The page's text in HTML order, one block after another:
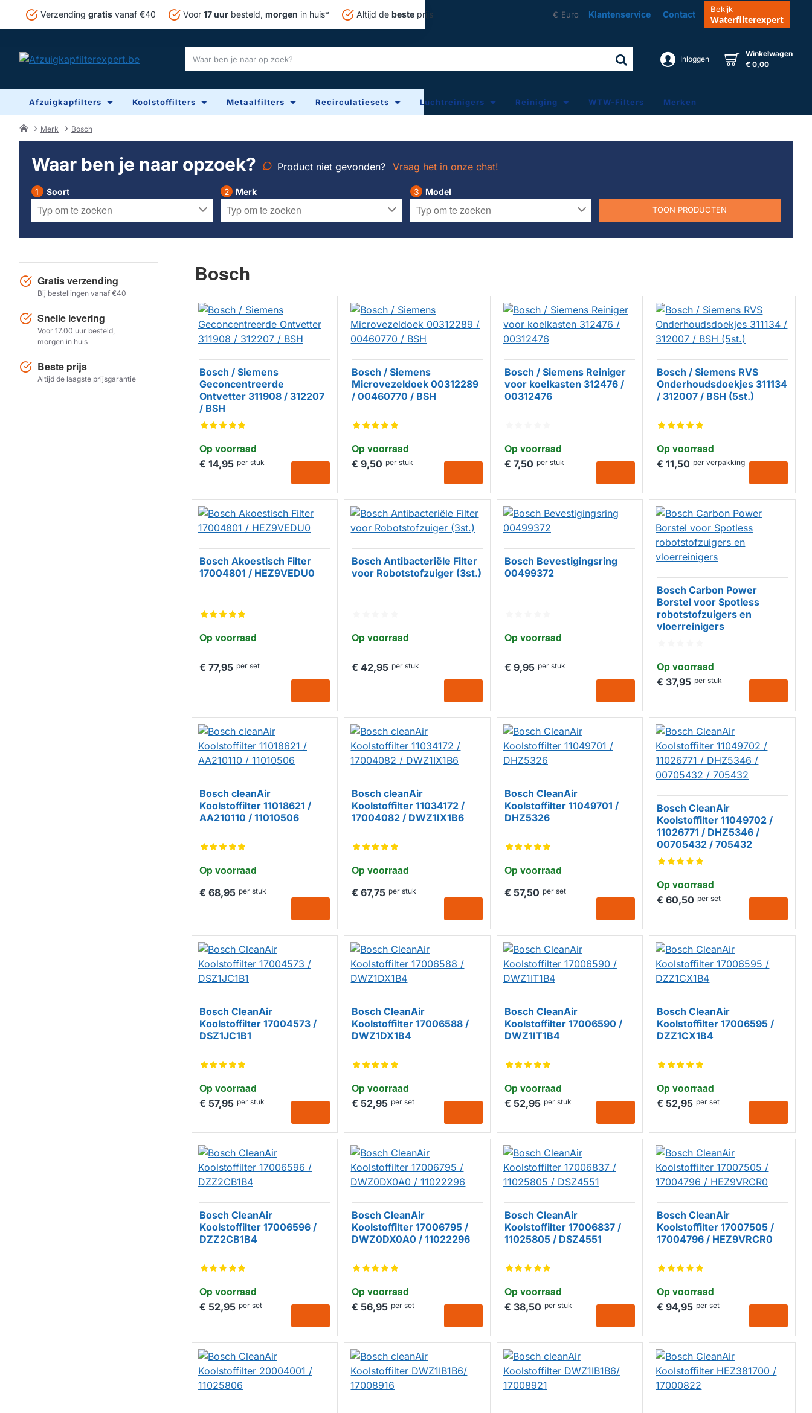
Verzending gratis vanaf €40 Voor 17 uur besteld, morgen in huis* Altijd de beste prijs € Euro Klantenservice Contact
Bekijk
Waterfilterexpert
Waar
je
naar
op
Inloggen
Winkelwagen
€ 0,00
Afzuigkapfilters Koolstoffilters Metaalfilters Recirculatiesets Luchtreinigers Reiniging WTW-Filters Merken
Merk Bosch
Waar ben je naar opzoek? Product niet gevonden? Vraag het in onze chat!
Soort Merk Model
TOON PRODUCTEN
Gratis verzending
Bij bestellingen vanaf €40
Snelle levering
Voor 17.00 uur besteld,
morgen in huis
Beste prijs
Altijd de laagste prijsgarantie
Bosch
Op voorraad
Bosch / Siemens
Geconcentreerde
Ontvetter 311908 / 312207
/ BSH
€ 14,95 per stuk
Op voorraad
Bosch / Siemens
Microvezeldoek 00312289
/ 00460770 / BSH
€ 9,50 per stuk
Op voorraad
Bosch / Siemens Reiniger
voor koelkasten 312476 /
00312476
€ 7,50 per stuk
Op voorraad
Bosch / Siemens RVS
Onderhoudsdoekjes 311134
/ 312007 / BSH (5st.)
€ 11,50 per verpakking
Op voorraad
Bosch Akoestisch Filter
17004801 / HEZ9VEDU0
€ 77,95 per set
Op voorraad
Bosch Antibacteriële Filter
voor Robotstofzuiger (3st.)
€ 42,95 per stuk
Op voorraad
Bosch Bevestigingsring
00499372
€ 9,95 per stuk Op voorraad
Bosch Carbon Power
Borstel voor Spotless
robotstofzuigers en
vloerreinigers
€ 37,95 per stuk
Op voorraad
Bosch cleanAir
Koolstoffilter 11018621 /
AA210110 / 11010506
€ 68,95 per stuk
Op voorraad
Bosch cleanAir
Koolstoffilter 11034172 /
17004082 / DWZ1IX1B6
€ 67,75 per stuk
Op voorraad
Bosch CleanAir
Koolstoffilter 11049701 /
DHZ5326
€ 57,50 per set Op voorraad
Bosch CleanAir
Koolstoffilter 11049702 /
11026771 / DHZ5346 /
00705432 / 705432
€ 60,50 per set
Op voorraad
Bosch CleanAir
Koolstoffilter 17004573 /
DSZ1JC1B1
€ 57,95 per stuk
Op voorraad
Bosch CleanAir
Koolstoffilter 17006588 /
DWZ1DX1B4
€ 52,95 per set
Op voorraad
Bosch CleanAir
Koolstoffilter 17006590 /
DWZ1IT1B4
€ 52,95 per stuk
Op voorraad
Bosch CleanAir
Koolstoffilter 17006595 /
DZZ1CX1B4
€ 52,95 per set
Op voorraad
Bosch CleanAir
Koolstoffilter 17006596 /
DZZ2CB1B4
€ 52,95 per set
Op voorraad
Bosch CleanAir
Koolstoffilter 17006795 /
DWZ0DX0A0 / 11022296
€ 56,95 per set
Op voorraad
Bosch CleanAir
Koolstoffilter 17006837 /
11025805 / DSZ4551
€ 38,50 per stuk
Op voorraad
Bosch CleanAir
Koolstoffilter 17007505 /
17004796 / HEZ9VRCR0
€ 94,95 per set